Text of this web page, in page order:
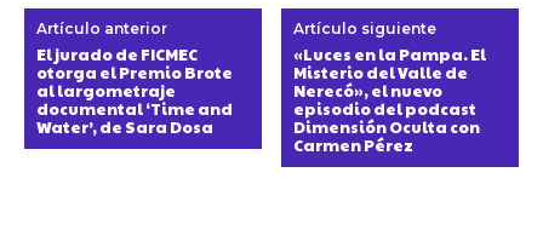
Artículo anterior
El jurado de FICMEC
otorga el Premio Brote
al largometraje
documental ‘Time and
Water’, de Sara Dosa
Artículo siguiente
«Luces en la Pampa. El
Misterio del Valle de
Nerecó», el nuevo
episodio del podcast
Dimensión Oculta con
Carmen Pérez